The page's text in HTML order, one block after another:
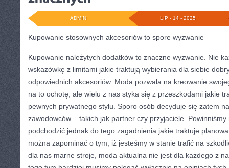
LIP - 14 - 2025
ADMIN
Kupowanie stosownych akcesoriów to spore wyzwanie
Kupowanie należytych dodatków to znaczne wyzwanie. Nie
wskazówkę z limitami jakie traktują wybierania dla siebie
odpowiednich akcesoriów. Moda pozwala na kreowanie
na to ochotę, ale wielu z nas styka się z przeszkodami jakie
pewnych prywatnego stylu. Sporo osób decyduje się zatem
zawodowców – takich jak partner czy przyjaciele. Powinniśmy
podchodzić jednak do tego zagadnienia jakie traktuje
można zapominać o tym, iż jesteśmy w stanie trafić na
dla nas marne stroje, moda aktualna nie jest dla każdego z